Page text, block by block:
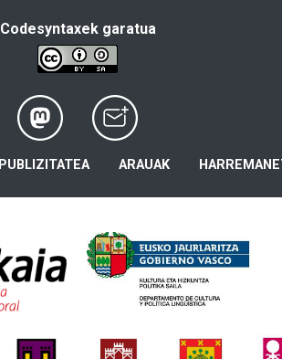
Codesyntaxek garatua
PUBLIZITATEA ARAUAK